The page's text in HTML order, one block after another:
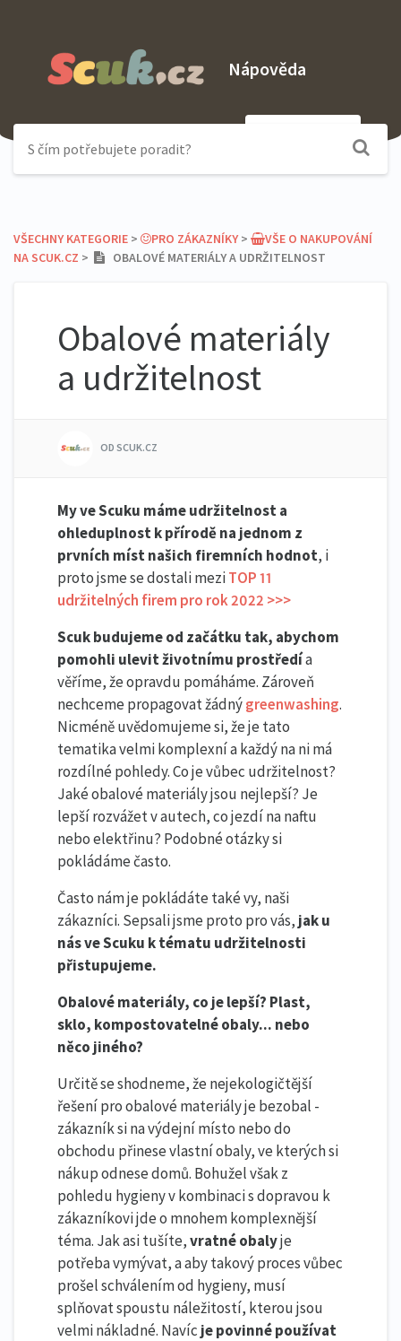
Nápověda
VŠECHNY KATEGORIE ​ > ​ ​PRO ZÁKAZNÍKY​ > ​
​VŠE O NAKUPOVÁNÍ
NA SCUK.CZ ​ > ​ OBALOVÉ MATERIÁLY A UDRŽITELNOST
Obalové materiály
a udržitelnost
OD SCUK.CZ
My ve Scuku máme udržitelnost a
ohleduplnost k přírodě na jednom z
prvních míst našich firemních hodnot, i
proto jsme se dostali meziTOP 11
udržitelných firem pro rok 2022 >>>
Scuk budujeme od začátku tak, abychom
pomohli ulevit životnímu prostředía
věříme, že opravdu pomáháme. Zároveň
nechceme propagovat žádnýgreenwashing.
Nicméně uvědomujeme si, že je tato
tematika velmi komplexní a každý na ni má
rozdílné pohledy. Co je vůbec udržitelnost?
Jaké obalové materiály jsou nejlepší? Je
lepší rozvážet v autech, co jezdí na naftu
nebo elektřinu? Podobné otázky si
pokládáme často.
Často nám je pokládáte také vy, naši
zákazníci. Sepsali jsme proto pro vás, jak u
nás ve Scuku k tématu udržitelnosti
přistupujeme.
Obalové materiály, co je lepší? Plast,
sklo, kompostovatelné obaly... nebo
něco jiného?
Určitě se shodneme, že nejekologičtější
řešení pro obalové materiály je bezobal -
zákazník si na výdejní místo nebo do
obchodu přinese vlastní obaly, ve kterých si
nákup odnese domů. Bohužel však z
pohledu hygieny v kombinaci s dopravou k
zákazníkovi jde o mnohem komplexnější
téma. Jak asi tušíte,vratné obalyje
potřeba vymývat, a aby takový proces vůbec
prošel schválením od hygieny, musí
splňovat spoustu náležitostí, kterou jsou
velmi nákladné. Navíc je povinné používat